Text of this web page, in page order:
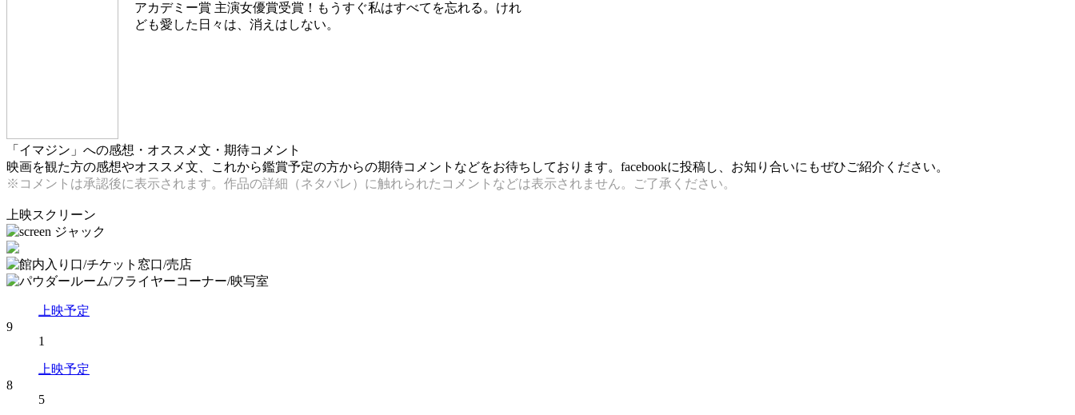
アカデミー賞 主演女優賞受賞！もうすぐ私はすべてを忘れる。けれ
ども愛した日々は、消えはしない。
「イマジン」への感想・オススメ文・期待コメント
映画を観た方の感想やオススメ文、これから鑑賞予定の方からの期待コメントなどをお待ちしております。facebookに投稿し、お知り合いにもぜひご紹介ください。
※コメントは承認後に表示されます。作品の詳細（ネタバレ）に触れられたコメントなどは表示されません。ご了承ください。
上映スクリーン
上映予定
9
1
上映予定
8
5